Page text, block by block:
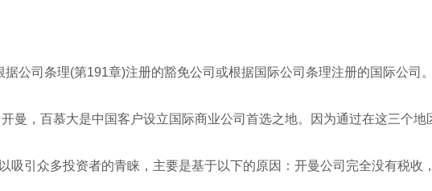
公司条理(第191章)注册的豁免公司或根据国际公司条理注册的国际公司
曼，百慕大是中国客户设立国际商业公司首选之地。因为通过在这三个
吸引众多投资者的青睐，主要是基于以下的原因：开曼公司完全没有税